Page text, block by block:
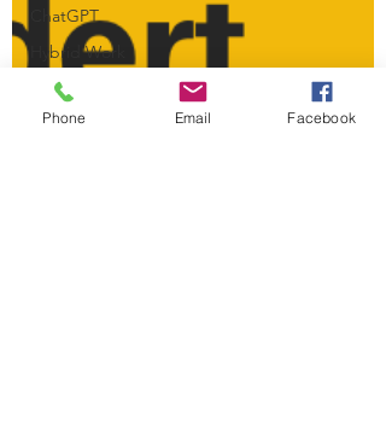
ChatGPT
Hybrid Work
Führung
Phone Email Facebook